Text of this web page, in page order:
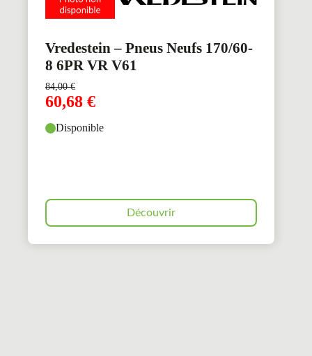
Vredestein – Pneus Neufs 170/60-
8 6PR VR V61
84,00€
60,68 €
Disponible
Découvrir